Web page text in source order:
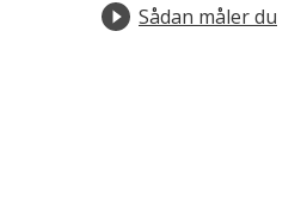
Sådan måler du